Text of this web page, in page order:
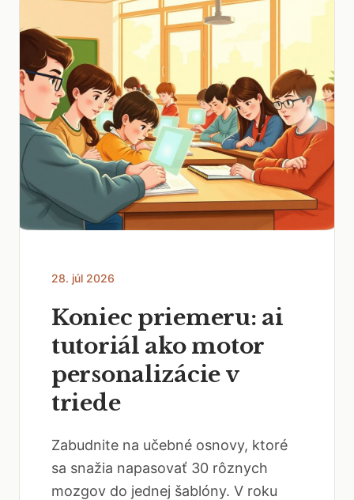
28. júl 2026
Koniec priemeru: ai
tutoriál ako motor
personalizácie v
triede
Zabudnite na učebné osnovy, ktoré
sa snažia napasovať 30 rôznych
mozgov do jednej šablóny. V roku